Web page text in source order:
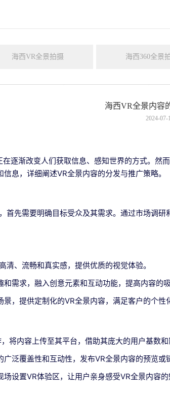
海西VR全景拍摄 海西360全景
海西VR全景内容
2024-07-
逐渐改变人们获取信息、感知世界的方式。
息，详细阐述VR全景内容的分发与推广策略。
首先需要明确目标受众及其需求。通过市场调
清、流畅和真实感，提供优质的视觉体验。
需求，融入创意元素和互动功能，提高内容的吸
，提供定制化的VR全景内容，满足客户的个性
将内容上传至其平台，借助其庞大的用户基数和
泛覆盖性和互动性，发布VR全景内容的预览或
设置VR体验区，让用户亲身感受VR全景内容的